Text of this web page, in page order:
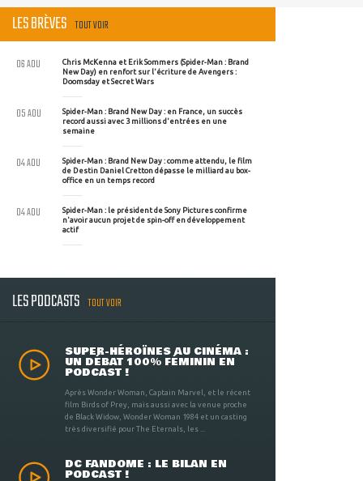
LES BRÈVES TOUT VOIR
Chris McKenna et Erik Sommers (Spider-Man : Brand
New Day) en renfort sur l'écriture de Avengers :
Doomsday et Secret Wars
06 AOU
Spider-Man : Brand New Day : en France, un succès
record aussi avec 3 millions d'entrées en une
semaine
05 AOU
Spider-Man : Brand New Day : comme attendu, le film
de Destin Daniel Cretton dépasse le milliard au box-
office en un temps record
04 AOU
Spider-Man : le président de Sony Pictures confirme
n'avoir aucun projet de spin-off en développement
actif
04 AOU
LES PODCASTS TOUT VOIR
SUPER-HÉROÏNES AU CINÉMA :
UN DÉBAT 100% FÉMININ EN
PODCAST !
Après Wonder Woman, Captain Marvel, et le récent
film Birds of Prey, mais aussi avec la venue proche
de Black Widow, Wonder Woman 1984 et un casting
très diversifié pour The Eternals, les ...
DC FANDOME : LE BILAN EN
PODCAST !